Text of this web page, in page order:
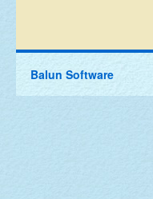
Balun Software